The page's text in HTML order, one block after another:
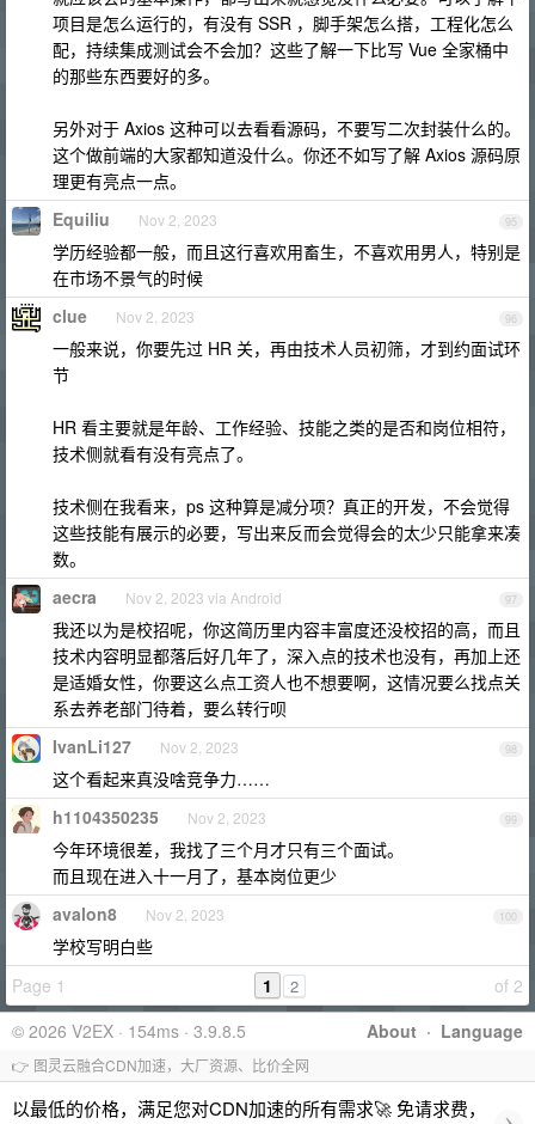
项目是怎么运行的，有没有 SSR ，脚手架怎么搭，工程化怎么
配，持续集成测试会不会加？这些了解一下比写 Vue 全家桶中
的那些东西要好的多。
另外对于 Axios 这种可以去看看源码，不要写二次封装什么的。
这个做前端的大家都知道没什么。你还不如写了解 Axios 源码原
理更有亮点一点。
95
Equiliu Nov 2, 2023
学历经验都一般，而且这行喜欢用畜生，不喜欢用男人，特别是
在市场不景气的时候
96
clue Nov 2, 2023
一般来说，你要先过 HR 关，再由技术人员初筛，才到约面试环
节
HR 看主要就是年龄、工作经验、技能之类的是否和岗位相符，
技术侧就看有没有亮点了。
技术侧在我看来，ps 这种算是减分项？真正的开发，不会觉得
这些技能有展示的必要，写出来反而会觉得会的太少只能拿来凑
数。
97
aecra Nov 2, 2023 via Android
我还以为是校招呢，你这简历里内容丰富度还没校招的高，而且
技术内容明显都落后好几年了，深入点的技术也没有，再加上还
是适婚女性，你要这么点工资人也不想要啊，这情况要么找点关
系去养老部门待着，要么转行呗
98
IvanLi127 Nov 2, 2023
这个看起来真没啥竞争力……
99
h1104350235 Nov 2, 2023
今年环境很差，我找了三个月才只有三个面试。
而且现在进入十一月了，基本岗位更少
100
avalon8 Nov 2, 2023
学校写明白些
Page 1
of 2
1 2
About · Language
© 2026 V2EX · 154ms · 3.9.8.5
👉 图灵云融合CDN加速，大厂资源、比价全网
以最低的价格，满足您对CDN加速的所有需求🚀 免请求费，